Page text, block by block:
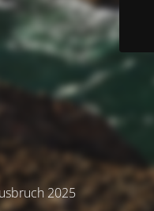
2025